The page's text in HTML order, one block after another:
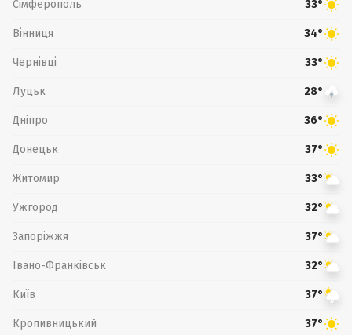
Сімферополь 33°
Вінниця 34°
Чернівці 33°
Луцьк 28°
Дніпро 36°
Донецьк 37°
Житомир 33°
Ужгород 32°
Запоріжжя 37°
Івано-Франківськ 32°
Київ 37°
Кропивницький 37°